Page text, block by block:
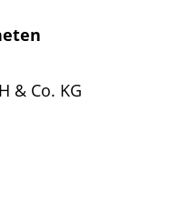
& Co. KG